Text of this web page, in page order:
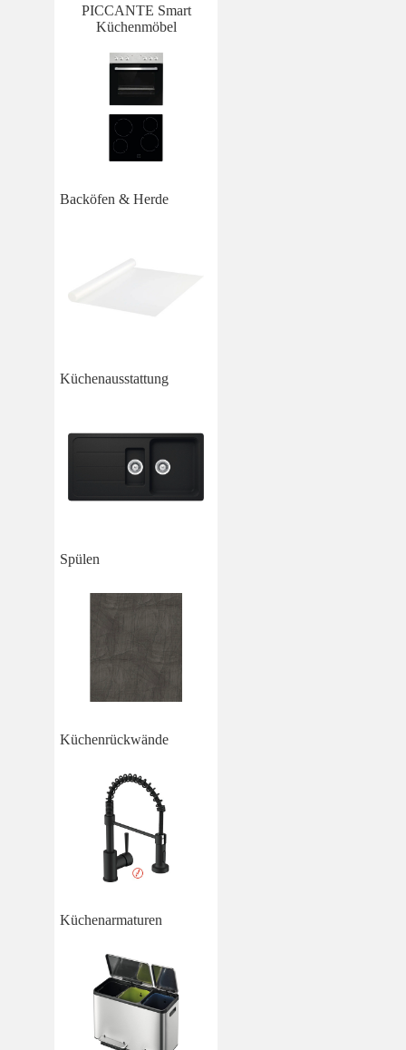
PICCANTE Smart
Küchenmöbel
Backöfen & Herde
Küchenausstattung
Spülen
Küchenrückwände
Küchenarmaturen